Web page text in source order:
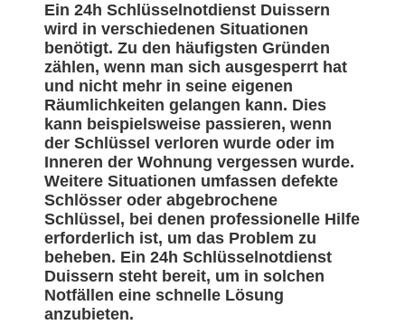
Ein 24h Schlüsselnotdienst Duissern
wird in verschiedenen Situationen
benötigt. Zu den häufigsten Gründen
zählen, wenn man sich ausgesperrt hat
und nicht mehr in seine eigenen
Räumlichkeiten gelangen kann. Dies
kann beispielsweise passieren, wenn
der Schlüssel verloren wurde oder im
Inneren der Wohnung vergessen wurde.
Weitere Situationen umfassen defekte
Schlösser oder abgebrochene
Schlüssel, bei denen professionelle Hilfe
erforderlich ist, um das Problem zu
beheben. Ein 24h Schlüsselnotdienst
Duissern steht bereit, um in solchen
Notfällen eine schnelle Lösung
anzubieten.